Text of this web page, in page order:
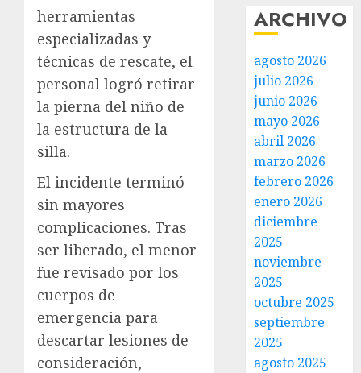
herramientas
especializadas y
técnicas de rescate, el
personal logró retirar
la pierna del niño de
la estructura de la
silla.
El incidente terminó
sin mayores
complicaciones. Tras
ser liberado, el menor
fue revisado por los
cuerpos de
emergencia para
descartar lesiones de
consideración,
ARCHIVO
agosto 2026
julio 2026
junio 2026
mayo 2026
abril 2026
marzo 2026
febrero 2026
enero 2026
diciembre
2025
noviembre
2025
octubre 2025
septiembre
2025
agosto 2025